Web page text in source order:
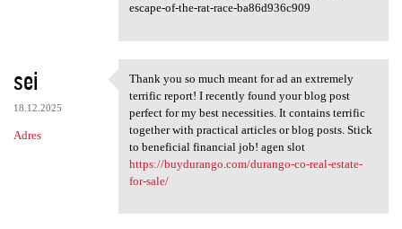
escape-of-the-rat-race-ba86d936c909
sei
18.12.2025
Adres
Thank you so much meant for
Thank you so much meant for ad an extremely
terrific report! I recently found your blog post
perfect for my best necessities. It contains terrific
together with practical articles or blog posts. Stick
to beneficial financial job! agen slot
https://buydurango.com/durango-co-real-estate-
for-sale/